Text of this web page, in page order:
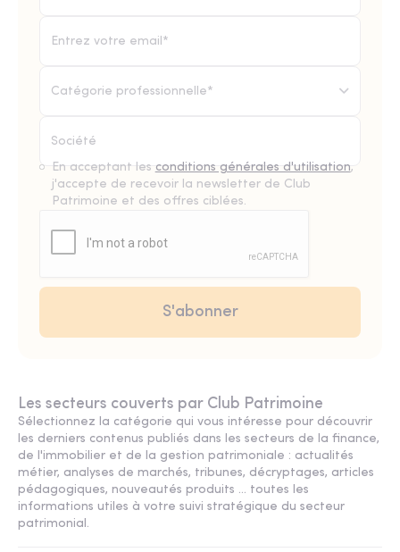
Catégorie professionnelle*
En acceptant les conditions générales d'utilisation,
j'accepte de recevoir la newsletter de Club
Patrimoine et des offres ciblées.
Les secteurs couverts par Club Patrimoine
Sélectionnez la catégorie qui vous intéresse pour découvrir
les derniers contenus publiés dans les secteurs de la finance,
de l'immobilier et de la gestion patrimoniale : actualités
métier, analyses de marchés, tribunes, décryptages, articles
pédagogiques, nouveautés produits ... toutes les
informations utiles à votre suivi stratégique du secteur
patrimonial.